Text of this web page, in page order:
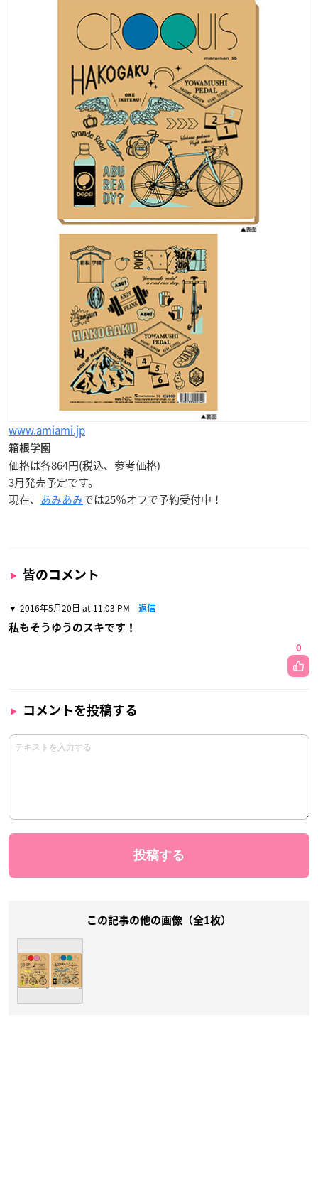
www.amiami.jp
箱根学園
価格は各864円(税込、参考価格)
3月発売予定です。
現在、 あみあみでは25％オフで予約受付中！
皆のコメント
2016年5月20日 at 11:03 PM 返信
私もそうゆうのスキです！
0
コメントを投稿する
この記事の他の画像（全1枚）